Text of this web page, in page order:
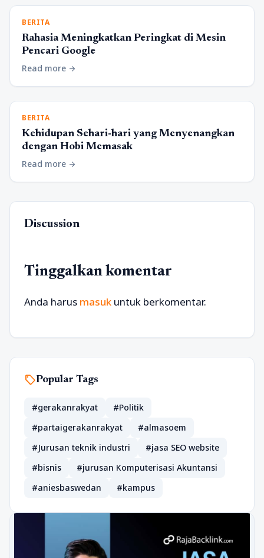
BERITA
Rahasia Meningkatkan Peringkat di Mesin
Pencari Google
Read more arrow_forward
BERITA
Kehidupan Sehari-hari yang Menyenangkan
dengan Hobi Memasak
Read more arrow_forward
Discussion
Tinggalkan komentar
Anda harus masuk untuk berkomentar.
sellPopular Tags
#gerakanrakyat
#Politik
#partaigerakanrakyat
#almasoem
#Jurusan teknik industri
#jasa SEO website
#bisnis
#jurusan Komputerisasi Akuntansi
#aniesbaswedan
#kampus